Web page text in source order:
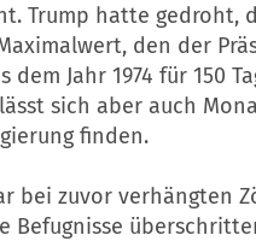
Trump hatte gedroht,
den der
Jahr 1974 für 150
sich aber auch
finden.
bei zuvor verhängten
Befugnisse